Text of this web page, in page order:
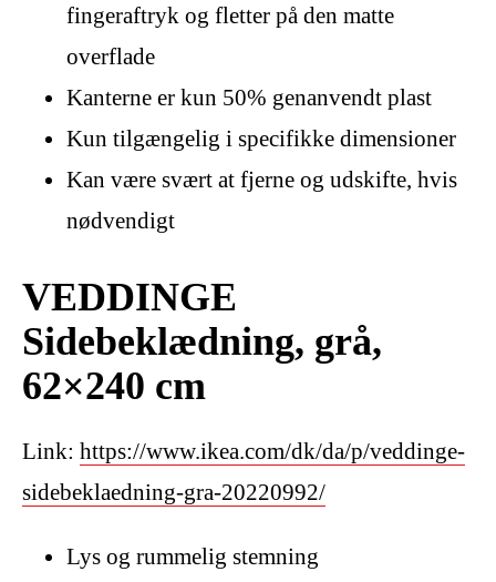
fingeraftryk og fletter på den matte
overflade
Kanterne er kun 50% genanvendt plast
Kun tilgængelig i specifikke dimensioner
Kan være svært at fjerne og udskifte, hvis
nødvendigt
VEDDINGE
Sidebeklædning, grå,
62×240 cm
Link: https://www.ikea.com/dk/da/p/veddinge-
sidebeklaedning-gra-20220992/
Lys og rummelig stemning